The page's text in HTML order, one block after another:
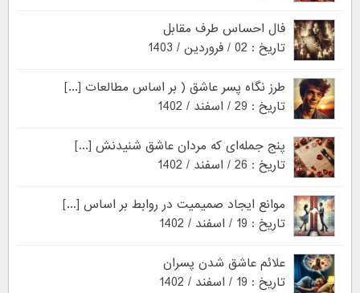
فال احساس طرف مقابل
تاریخ : 02 / فروردین / 1403
طرز نگاه پسر عاشق ( بر اساس مطالعات [...]
تاریخ : 29 / اسفند / 1402
پنج جمله‌ای که مردان عاشق شنیدنش [...]
تاریخ : 26 / اسفند / 1402
موانع ایجاد صمیمیت در روابط بر اساس [...]
تاریخ : 19 / اسفند / 1402
علائم عاشق شدن پسران
تاریخ : 19 / اسفند / 1402